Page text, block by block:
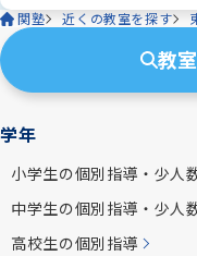
で、面談時にお
できます！！む
に声掛けをして
来ていただけれ
ント教材が出力
(小学生～高校生
関塾 近くの教室を探す
教
学年
小学生の個別指導・少人
中学生の個別指導・少人
高校生の個別指導